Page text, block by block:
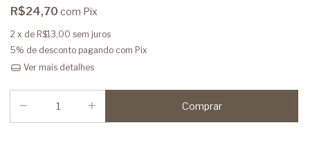
R$24,70 com Pix
2 x de R$13,00 sem juros
5% de desconto pagando com Pix
Ver mais detalhes